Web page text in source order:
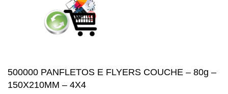
500000 PANFLETOS E FLYERS COUCHE – 80g –
150X210MM – 4X4